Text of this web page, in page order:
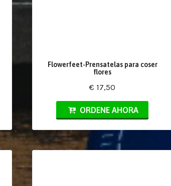
Flowerfeet-Prensatelas para coser
flores
€ 17,50
ORDENE AHORA